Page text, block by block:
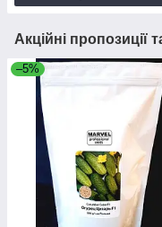
Акційні пропозиції
–5%